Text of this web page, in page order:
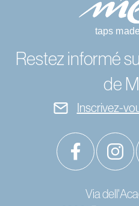
Restez informé
de
Inscrivez-
Via